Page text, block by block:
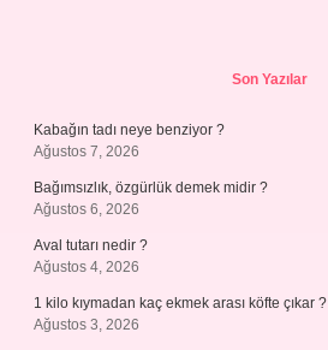
Son Yazılar
Kabağın tadı neye benziyor ?
Ağustos 7, 2026
Bağımsızlık, özgürlük demek midir ?
Ağustos 6, 2026
Aval tutarı nedir ?
Ağustos 4, 2026
1 kilo kıymadan kaç ekmek arası köfte çıkar ?
Ağustos 3, 2026